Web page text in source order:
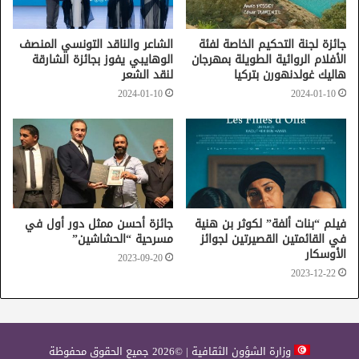
جائزة لجنة التحكيم الخاصة لفئة
الأفلام الروائية الطويلة بمهرجان
هاليك غولدنهورن بتركيا
2024-01-10
الشاعر والناقد التونسي المنصف
الوهايبي يفوز بجائزة الشارقة
لنقد الشعر
2024-01-10
فيلم “بنات ألفة” لكوثر بن هنية
في القائمتين القصيرتين لجوائز
الأوسكار
2023-12-22
جائزة أحسن ممثل دور أول في
مسرحية “الحشاشين”
2023-09-20
وزارة الشؤون الثقافية | ©2026 جميع الحقوق محفوظة